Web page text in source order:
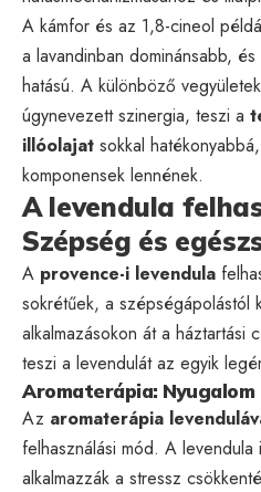
A kámfor és az 1,8-cineol
a lavandinban dominánsabb,
hatású. A különböző
úgynevezett szinergia, teszi a
illóolajat sokkal
komponensek lennének.
A levendula
Szépség és
A provence-i levendula
sokrétűek, a szépségápolástól
alkalmazásokon át a háztartási
teszi a levendulát az egyik
Aromaterápia: Nyugalom
Az aromaterápia
felhasználási mód. A
alkalmazzák a stressz